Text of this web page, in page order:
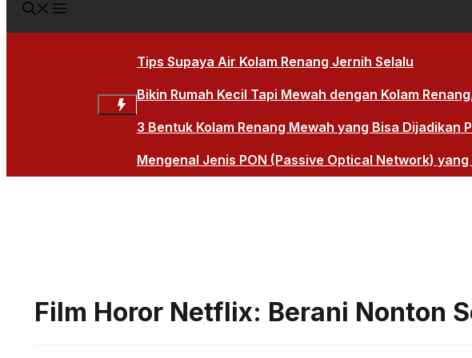
Tips Supaya Air Kolam Renang Jernih Selalu
Bikin Rumah Kecil Tapi Mewah dengan Kolam
3 Bentuk Kolam Renang Mewah yang Bisa Dijadikan
Mengenal Jenis PON (Passive Optical Network)
Film Horor Netflix: Berani Nonton